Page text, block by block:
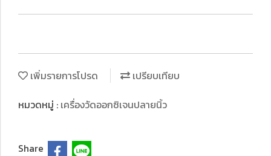
เพิ่มรายการโปรด
เปรียบเทียบ
หมวดหมู่ : เครื่องวัดออกซิเจนปลายนิ้ว
Share